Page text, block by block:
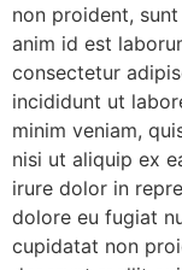
non proident,
anim id est
consectetur
incididunt ut
minim veniam,
nisi ut aliquip ex
irure dolor in
dolore eu fugiat
cupidatat non